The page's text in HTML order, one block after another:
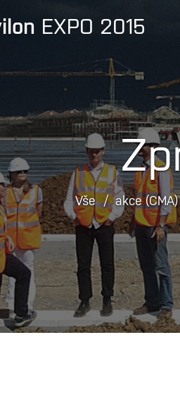
EXPO 2015
Vše akce (CMA)